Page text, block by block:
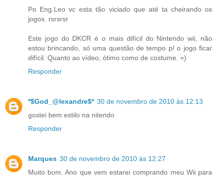
Po Eng.Leo vc esta tão viciado que até ta cheirando os
jogos. rsrsrsr
Este jogo do DKCR é o mais difícil do Nintendo wii, não
estou brincando, só uma questão de tempo p/ o jogo ficar
difícil. Quanto ao vídeo, ótimo como de costume. =)
Responder
*$God_@lexandre$* 30 de novembro de 2010 às 12:13
gostei bem estilo na nitendo
Responder
Marques 30 de novembro de 2010 às 12:27
Muito bom. Ano que vem estarei comprando meu Wii para